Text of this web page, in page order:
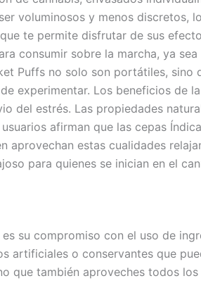
voluminosos y menos discretos,
te permite disfrutar de sus
consumir sobre la marcha, ya
Puffs no solo son portátiles, sino
experimentar. Los beneficios de
del estrés. Las propiedades
afirman que las cepas
estas cualidades
para quienes se inician en el
su compromiso con el uso de
o conservantes que
que también aproveches todos